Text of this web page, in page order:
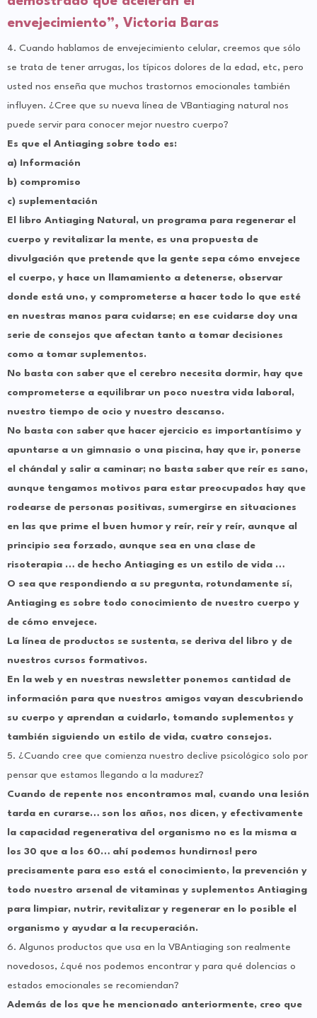
envejecimiento”, Victoria Baras
4. Cuando hablamos de envejecimiento celular, creemos que sólo
se trata de tener arrugas, los típicos dolores de la edad, etc, pero
usted nos enseña que muchos trastornos emocionales también
influyen. ¿Cree que su nueva línea de VBantiaging natural nos
puede servir para conocer mejor nuestro cuerpo?
Es que el Antiaging sobre todo es:
a) Información
b) compromiso
c) suplementación
El libro Antiaging Natural, un programa para regenerar el
cuerpo y revitalizar la mente, es una propuesta de
divulgación que pretende que la gente sepa cómo envejece
el cuerpo, y hace un llamamiento a detenerse, observar
donde está uno, y comprometerse a hacer todo lo que esté
en nuestras manos para cuidarse; en ese cuidarse doy una
serie de consejos que afectan tanto a tomar decisiones
como a tomar suplementos.
No basta con saber que el cerebro necesita dormir, hay que
comprometerse a equilibrar un poco nuestra vida laboral,
nuestro tiempo de ocio y nuestro descanso.
No basta con saber que hacer ejercicio es importantísimo y
apuntarse a un gimnasio o una piscina, hay que ir, ponerse
el chándal y salir a caminar; no basta saber que reír es sano,
aunque tengamos motivos para estar preocupados hay que
rodearse de personas positivas, sumergirse en situaciones
en las que prime el buen humor y reír, reír y reír, aunque al
principio sea forzado, aunque sea en una clase de
risoterapia … de hecho Antiaging es un estilo de vida …
O sea que respondiendo a su pregunta, rotundamente sí,
Antiaging es sobre todo conocimiento de nuestro cuerpo y
de cómo envejece.
La línea de productos se sustenta, se deriva del libro y de
nuestros cursos formativos.
En la web y en nuestras newsletter ponemos cantidad de
información para que nuestros amigos vayan descubriendo
su cuerpo y aprendan a cuidarlo, tomando suplementos y
también siguiendo un estilo de vida, cuatro consejos.
5. ¿Cuando cree que comienza nuestro declive psicológico solo por
pensar que estamos llegando a la madurez?
Cuando de repente nos encontramos mal, cuando una lesión
tarda en curarse… son los años, nos dicen, y efectivamente
la capacidad regenerativa del organismo no es la misma a
los 30 que a los 60… ahí podemos hundirnos! pero
precisamente para eso está el conocimiento, la prevención y
todo nuestro arsenal de vitaminas y suplementos Antiaging
para limpiar, nutrir, revitalizar y regenerar en lo posible el
organismo y ayudar a la recuperación.
6. Algunos productos que usa en la VBAntiaging son realmente
novedosos, ¿qué nos podemos encontrar y para qué dolencias o
estados emocionales se recomiendan?
Además de los que he mencionado anteriormente, creo que